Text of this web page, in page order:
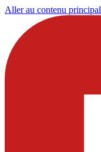
Aller au contenu principal